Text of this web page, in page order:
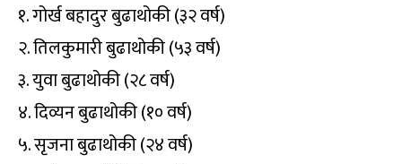
१. गोर्ख बहादुर बुढाथोकी (३२ वर्ष)
२. तिलकुमारी बुढाथोकी (५३ वर्ष)
३. युवा बुढाथोकी (२८ वर्ष)
४. दिव्यन बुढाथोकी (१० वर्ष)
५. सृजना बुढाथोकी (२४ वर्ष)